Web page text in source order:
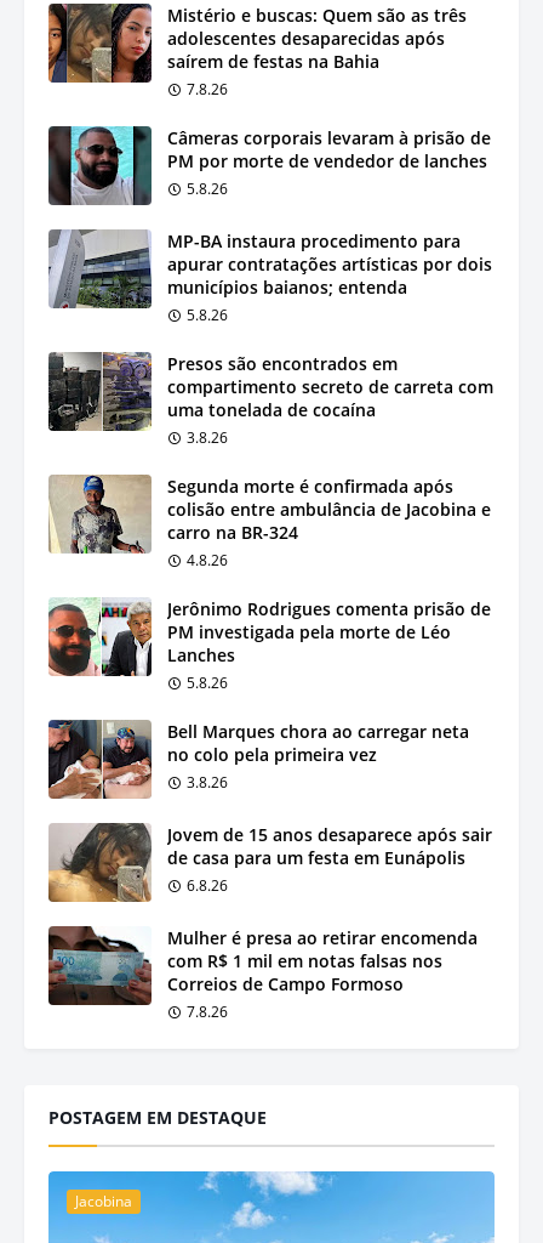
Mistério e buscas: Quem são as três
adolescentes desaparecidas após
saírem de festas na Bahia
7.8.26
Câmeras corporais levaram à prisão de
PM por morte de vendedor de lanches
5.8.26
MP-BA instaura procedimento para
apurar contratações artísticas por dois
municípios baianos; entenda
5.8.26
Presos são encontrados em
compartimento secreto de carreta com
uma tonelada de cocaína
3.8.26
Segunda morte é confirmada após
colisão entre ambulância de Jacobina e
carro na BR-324
4.8.26
Jerônimo Rodrigues comenta prisão de
PM investigada pela morte de Léo
Lanches
5.8.26
Bell Marques chora ao carregar neta
no colo pela primeira vez
3.8.26
Jovem de 15 anos desaparece após sair
de casa para um festa em Eunápolis
6.8.26
Mulher é presa ao retirar encomenda
com R$ 1 mil em notas falsas nos
Correios de Campo Formoso
7.8.26
POSTAGEM EM DESTAQUE
Jacobina